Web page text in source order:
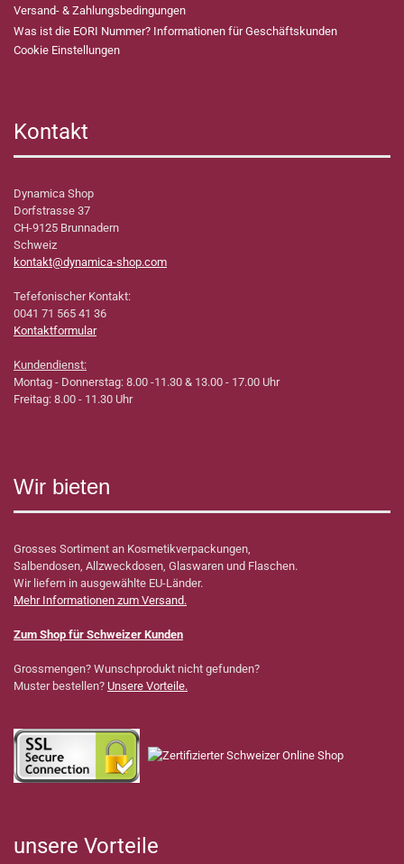
Versand- & Zahlungsbedingungen
Was ist die EORI Nummer? Informationen für Geschäftskunden
Cookie Einstellungen
Kontakt
Dynamica Shop
Dorfstrasse 37
CH-9125 Brunnadern
Schweiz
kontakt@dynamica-shop.com
Tefefonischer Kontakt:
0041 71 565 41 36
Kontaktformular
Kundendienst:
Montag - Donnerstag: 8.00 -11.30 & 13.00 - 17.00 Uhr
Freitag: 8.00 - 11.30 Uhr
Wir bieten
Grosses Sortiment an Kosmetikverpackungen,
Salbendosen, Allzweckdosen, Glaswaren und Flaschen.
Wir liefern in ausgewählte EU-Länder.
Mehr Informationen zum Versand.
Zum Shop für Schweizer Kunden
Grossmengen? Wunschprodukt nicht gefunden?
Muster bestellen? Unsere Vorteile.
unsere Vorteile